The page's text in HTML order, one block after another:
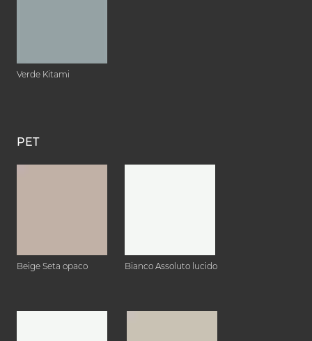
Verde Kitami
PET
Beige Seta opaco Bianco Assoluto lucido